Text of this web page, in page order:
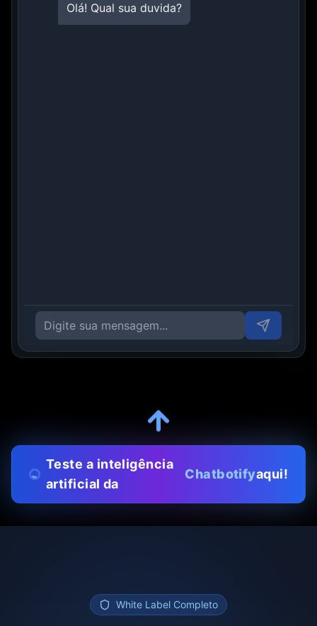
Olá! Qual sua duvida?
Teste a inteligência
artificial da
Chatbotifyaqui!
White Label Completo